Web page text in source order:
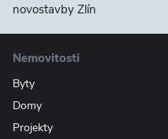
novostavby Zlín
Nemovitosti
Byty
Domy
Projekty